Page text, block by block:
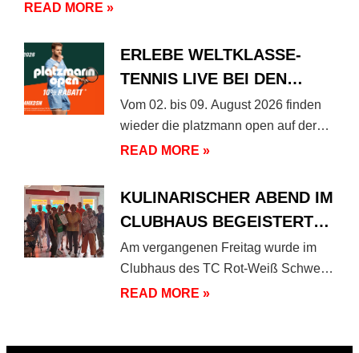
READ MORE »
ERLEBE WELTKLASSE-
TENNIS LIVE BEI DEN
PLATZMANN OPEN 2026!
Vom 02. bis 09. August 2026 finden
wieder die platzmann open auf der
Anlage des
READ MORE »
KULINARISCHER ABEND IM
CLUBHAUS BEGEISTERT
UNSERE MITGLIEDER
Am vergangenen Freitag wurde im
Clubhaus des TC Rot-Weiß Schwerte
nicht nur über Tennis gesprochen,
READ MORE »